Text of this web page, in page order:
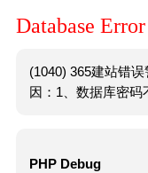
Database Error
(1040) 365建站错
因：1、数据库密码
PHP Debug